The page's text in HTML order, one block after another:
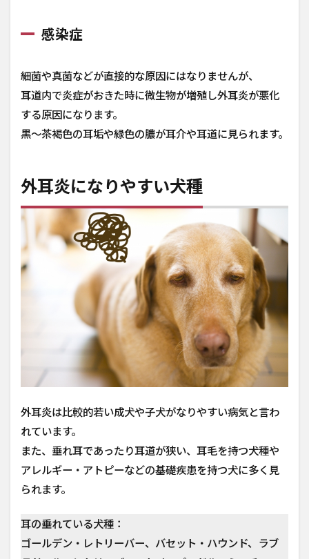
感染症
細菌や真菌などが直接的な原因にはなりませんが、
耳道内で炎症がおきた時に微生物が増殖し外耳炎が悪化
する原因になります。
黒〜茶褐色の耳垢や緑色の膿が耳介や耳道に見られます。
外耳炎になりやすい犬種
外耳炎は比較的若い成犬や子犬がなりやすい病気と言わ
れています。
また、垂れ耳であったり耳道が狭い、耳毛を持つ犬種や
アレルギー・アトピーなどの基礎疾患を持つ犬に多く見
られます。
耳の垂れている犬種：
ゴールデン・レトリーバー、バセット・ハウンド、ラブ